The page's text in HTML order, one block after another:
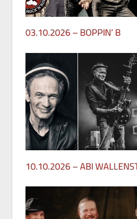
03.10.2026 – BOPPIN‘ B
10.10.2026 – ABI